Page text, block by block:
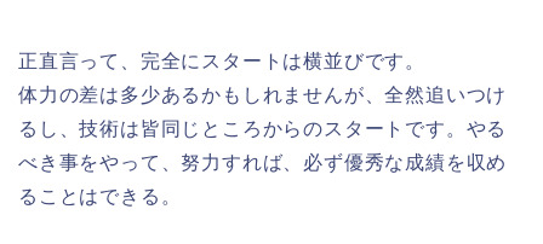
正直言って、完全にスタートは横並びです。
体力の差は多少あるかもしれませんが、全然追いつけ
るし、技術は皆同じところからのスタートです。やる
べき事をやって、努力すれば、必ず優秀な成績を収め
ることはできる。